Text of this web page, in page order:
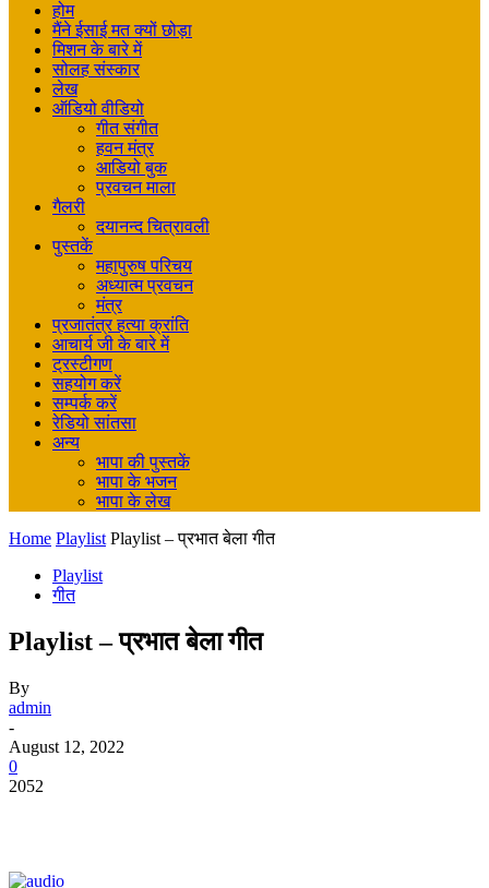
होम
मैंने ईसाई मत क्यों छोड़ा
मिशन के बारे में
सोलह संस्कार
लेख
ऑडियो वीडियो
गीत संगीत
हवन मंत्र
आडियो बुक
प्रवचन माला
गैलरी
दयानन्द चित्रावली
पुस्तकें
महापुरुष परिचय
अध्यात्म प्रवचन
मंत्र
प्रजातंत्र हत्या क्रांति
आचार्य जी के बारे में
ट्रस्टीगण
सहयोग करें
सम्पर्क करें
रेडियो सांतसा
अन्य
भापा की पुस्तकें
भापा के भजन
भापा के लेख
Home Playlist Playlist – प्रभात बेला गीत
Playlist
गीत
Playlist – प्रभात बेला गीत
By
admin
-
August 12, 2022
0
2052